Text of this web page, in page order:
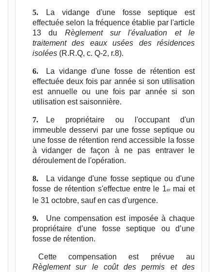
5.
La vidange d'une fosse septique est
effectuée selon la fréquence établie par l'article
13 du Règlement sur l'évaluation et le
traitement des eaux usées des résidences
isolées (R.R.Q, c. Q-2, r.8).
6.
La vidange d'une fosse de rétention est
effectuée deux fois par année si son utilisation
est annuelle ou une fois par année si son
utilisation est saisonnière.
7.
Le propriétaire ou l'occupant d'un
immeuble desservi par une fosse septique ou
une fosse de rétention rend accessible la fosse
à vidanger de façon à ne pas entraver le
déroulement de l'opération.
8.
La vidange d'une fosse septique ou d'une
fosse de rétention s'effectue entre le 1ermai et
le 31 octobre, sauf en cas d'urgence.
9.
Une compensation est imposée à chaque
propriétaire d’une fosse septique ou d’une
fosse de rétention.
Cette compensation est prévue au
Règlement sur le coût des permis et des